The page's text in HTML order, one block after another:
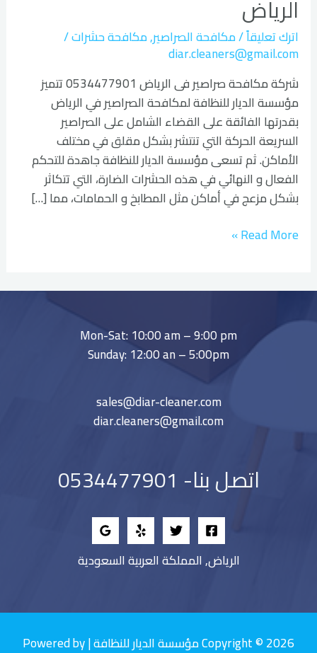
الرياض
اترك تعليقاً/مكافحة الصراصير,مكافحة حشرات/
diar.cleaners@gmail.com
شركة مكافحة صراصير فى الرياض 0534477901 تتميز
مؤسسة الديار للنظافة لمكافحة الصراصير في الرياض
بقدرتها الفائقة على القضاء الشامل على الصراصير
السريعة الحركة التي تنتشر بشكل مقلق في مختلف
الأماكن. ثم تسعى مؤسسة الديار للنظافة جاهدة للتحكم
الفعال و النهائي في هذه الحشرات الضارة، التي تتكاثر
بشكل مزعج في أماكن مثل المطابخ و الحمامات، مما […]
الرياض
Read More »
Mon-Sat: 10:00 am – 9:00 pm
Sunday: 12:00 an – 5:00pm
sales@diar-cleaner.com
diar.cleaners@gmail.com
اتصل بنا- 0534477901
الرياض, المملكة العربية السعودية
Copyright © 2026 مؤسسة الديار للنظافة | Powered by